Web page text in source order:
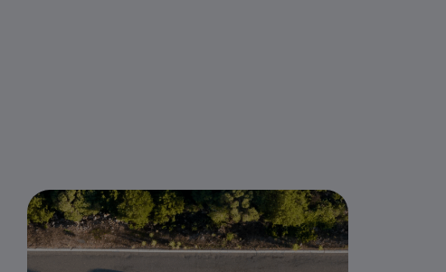
Quer
um
automóvel